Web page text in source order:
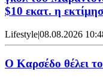
$10 εκατ. η
Lifestyle|08.08.2026
Ο Καρσέδο θέλει